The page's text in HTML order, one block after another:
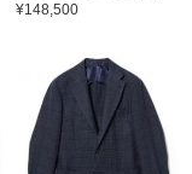
¥148,500